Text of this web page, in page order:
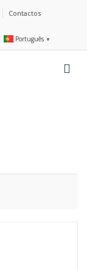
Contactos
Português ▼